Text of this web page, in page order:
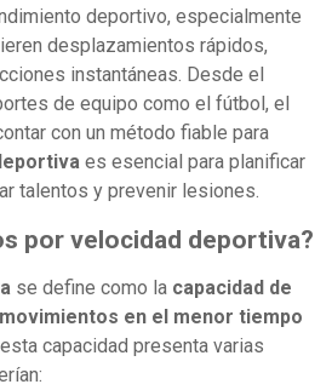
deportivo, especialmente
desplazamientos rápidos,
instantáneas. Desde el
de equipo como el fútbol, el
con un método fiable para
es esencial para planificar
talentos y prevenir lesiones.
por velocidad deportiva?
se define como la capacidad de
en el menor tiempo
capacidad presenta varias